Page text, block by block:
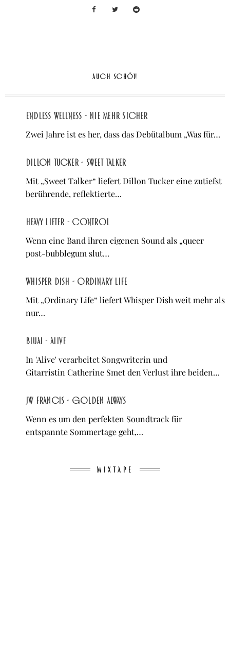
AUCH SCHÖN
Endless Wellness - Nie mehr sicher
Zwei Jahre ist es her, dass das Debütalbum „Was für…
Dillon Tucker - Sweet Talker
Mit „Sweet Talker“ liefert Dillon Tucker eine zutiefst
berührende, reflektierte…
Heavy Lifter - control
Wenn eine Band ihren eigenen Sound als „queer
post-bubblegum slut…
Whisper Dish - Ordinary Life
Mit „Ordinary Life“ liefert Whisper Dish weit mehr als
nur…
Bluai - Alive
In 'Alive' verarbeitet Songwriterin und
Gitarristin Catherine Smet den Verlust ihre beiden…
JW Francis - Golden Always
Wenn es um den perfekten Soundtrack für
entspannte Sommertage geht,…
MIXTAPE